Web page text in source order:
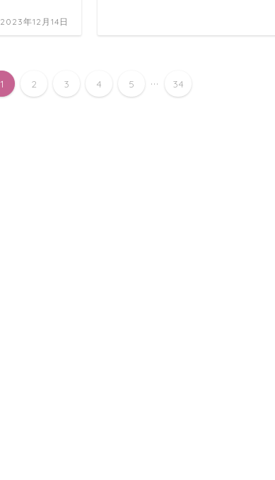
2023年12月14日
1 2 3 4 5 ... 34